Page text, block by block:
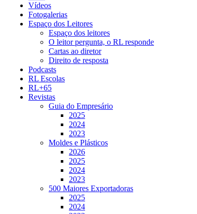
Vídeos
Fotogalerias
Espaço dos Leitores
Espaço dos leitores
O leitor pergunta, o RL responde
Cartas ao diretor
Direito de resposta
Podcasts
RL Escolas
RL+65
Revistas
Guia do Empresário
2025
2024
2023
Moldes e Plásticos
2026
2025
2024
2023
500 Maiores Exportadoras
2025
2024